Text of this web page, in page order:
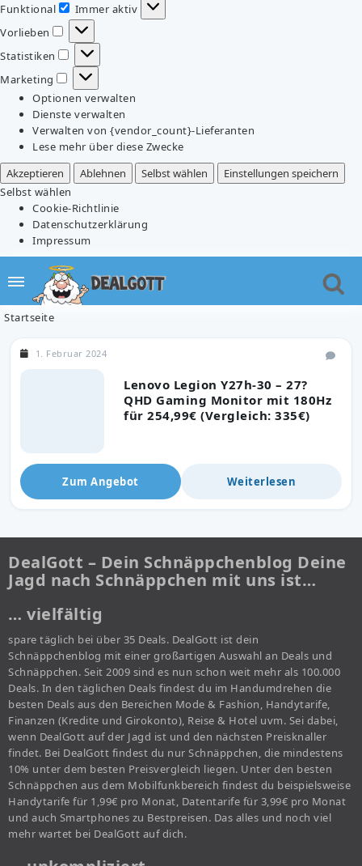
Funktional
Funktional
Immer aktiv
Vorlieben
Vorlieben
Statistiken
Statistiken
Marketing
Marketing
Optionen verwalten
Dienste verwalten
Verwalten von {vendor_count}-Lieferanten
Lese mehr über diese Zwecke
Akzeptieren
Ablehnen Selbst wählen
Einstellungen speichern
Selbst wählen
Cookie-Richtlinie
Datenschutzerklärung
Impressum
Startseite
Lenovo Legion Y27h-30 – 27?
QHD Gaming Monitor mit 180Hz
für 254,99€ (Vergleich: 335€)
1. Februar 2024
Zum Angebot Weiterlesen
DealGott – Dein Schnäppchenblog Deine
Jagd nach Schnäppchen mit uns ist…
… vielfältig
spare täglich bei über 35 Deals. DealGott ist dein
Schnäppchenblog mit einer großartigen Auswahl an Deals und
Schnäppchen. Seit 2009 sind es nun schon weit mehr als 100.000
Deals. In den täglichen Deals findest du im Handumdrehen die
besten Deals aus den Bereichen Mode & Fashion, Handytarife,
Finanzen (Kredite und Girokonto), Reise & Hotel uvm. Sei dabei,
wenn DealGott auf der Jagd ist und den nächsten Preisknaller
findet. Bei DealGott findest du nur Schnäppchen, die mindestens
10% unter dem besten Preisvergleich liegen. Unter den besten
Schnäppchen aus dem Mobilfunkbereich findest du beispielsweise
Handytarife für 1,99€ pro Monat, Datentarife für 3,99€ pro Monat
und auch Smartphones zu Bestpreisen. Das alles und noch viel
mehr wartet bei DealGott auf dich.